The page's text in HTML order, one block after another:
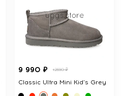
9 990 ₽ 12690 ₽
Classic Ultra Mini Kid's Grey